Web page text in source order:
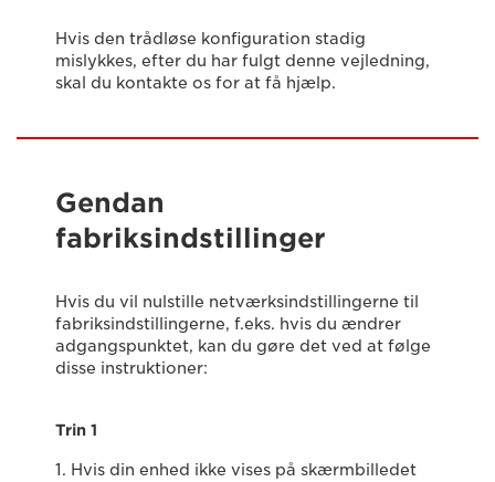
Hvis den trådløse konfiguration stadig
mislykkes, efter du har fulgt denne vejledning,
skal du kontakte os for at få hjælp.
Gendan
fabriksindstillinger
Hvis du vil nulstille netværksindstillingerne til
fabriksindstillingerne, f.eks. hvis du ændrer
adgangspunktet, kan du gøre det ved at følge
disse instruktioner:
Trin 1
1. Hvis din enhed ikke vises på skærmbilledet